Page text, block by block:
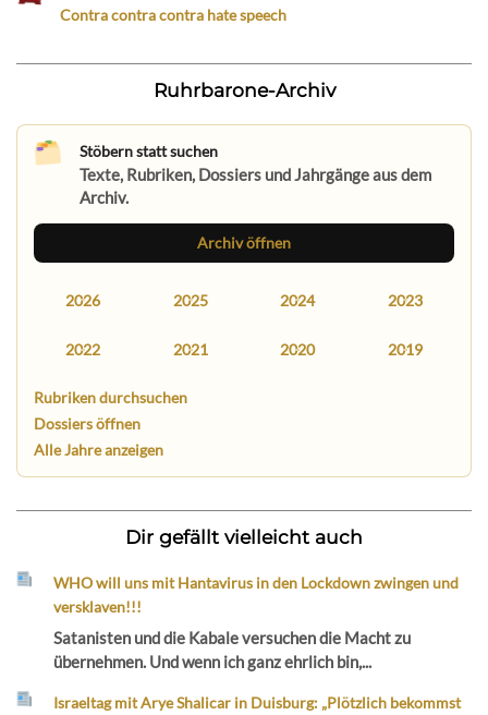
Contra contra contra hate speech
Ruhrbarone-Archiv
Stöbern statt suchen
Texte, Rubriken, Dossiers und Jahrgänge aus dem
Archiv.
Archiv öffnen
2026 2025 2024 2023
2022 2021 2020 2019
Rubriken durchsuchen
Dossiers öffnen
Alle Jahre anzeigen
Dir gefällt vielleicht auch
WHO will uns mit Hantavirus in den Lockdown zwingen und
versklaven!!!
Satanisten und die Kabale versuchen die Macht zu
übernehmen. Und wenn ich ganz ehrlich bin,...
Israeltag mit Arye Shalicar in Duisburg: „Plötzlich bekommst